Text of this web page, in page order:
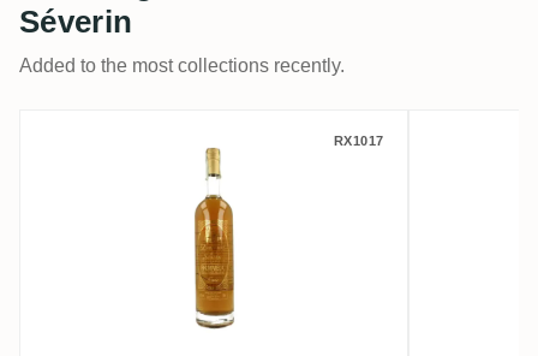
Séverin
Added to the most collections recently.
Domaine de Séverin 6 Years
RX1017